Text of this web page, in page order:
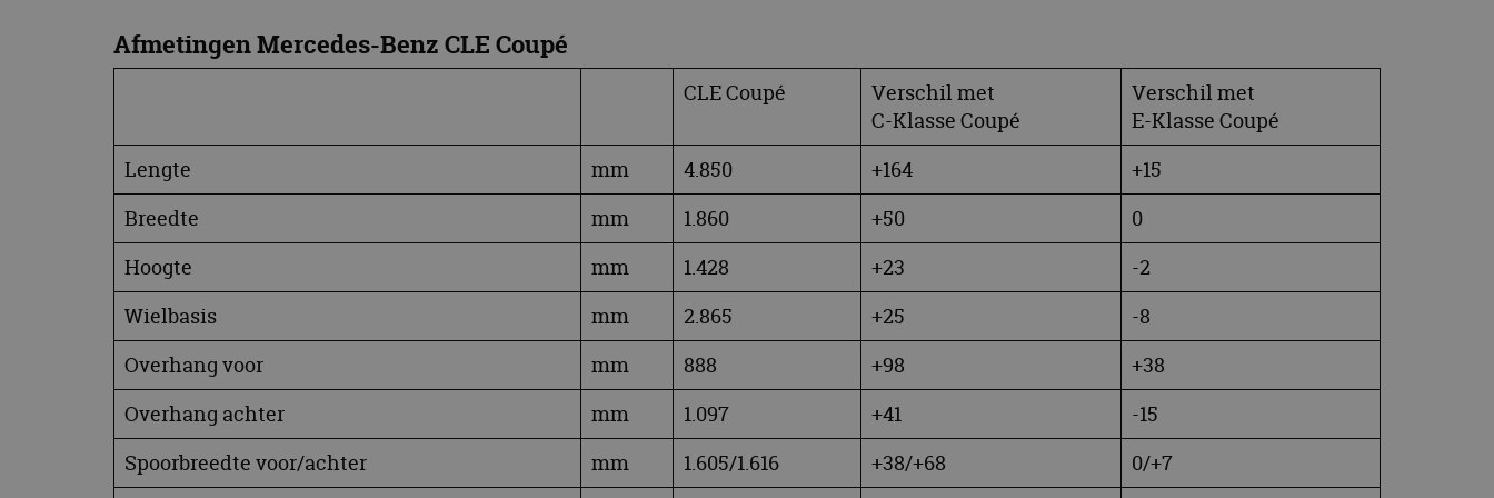
Afmetingen Mercedes-Benz CLE Coupé
CLE Coupé
Verschil met
C-Klasse Coupé
Verschil met
E-Klasse Coupé
Lengte
mm 4.850 +164
+15
Breedte
mm 1.860 +50
0
Hoogte
mm 1.428 +23
-2
Wielbasis
mm 2.865 +25
-8
Overhang voor
mm 888 +98
+38
Overhang achter
mm 1.097 +41
-15
Spoorbreedte voor/achter
mm 1.605/1.616 +38/+68
0/+7